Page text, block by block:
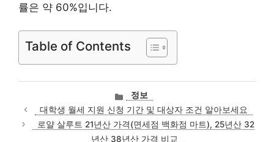
률은 약 60%입니다.
Table of Contents
카
테
고
리
정보
대학생 월세 지원 신청 기간 및 대상자 조건 알아보세요
로얄 살루트 21년산 가격(면세점 백화점 마트), 25년산 32
년산 38년산 가격 비교